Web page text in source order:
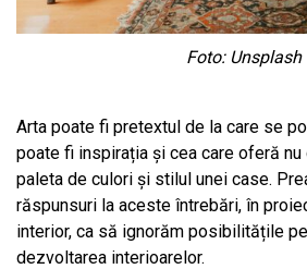
Foto: Unsplash
Arta poate fi pretextul de la care se
poate fi inspirația și cea care oferă
paleta de culori și stilul unei case.
răspunsuri la aceste întrebări, în
interior, ca să ignorăm posibilitățile
dezvoltarea interioarelor.